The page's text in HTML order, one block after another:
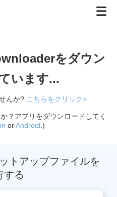
をダウン
います...
んか? こちらをクリック>
？アプリをダウンロードしてく
orAndroid .)
トアップファイルを
する